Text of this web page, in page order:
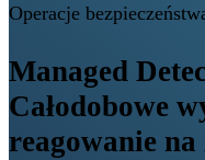
Operacje
Managed
Całodobowe
reagowanie na